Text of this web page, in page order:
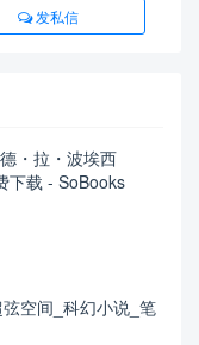
发私信
・拉・波埃西
下载 - SoBooks
空间_科幻小说_笔